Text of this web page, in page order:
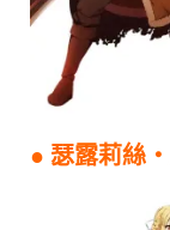
● 瑟露莉絲